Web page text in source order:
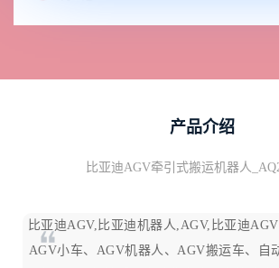
产品介绍
比亚迪AGV牵引式搬运机器人
比亚迪AGV,比亚迪机器人,AGV,比亚迪
AGV小车、AGV机器人、AGV搬运车、自